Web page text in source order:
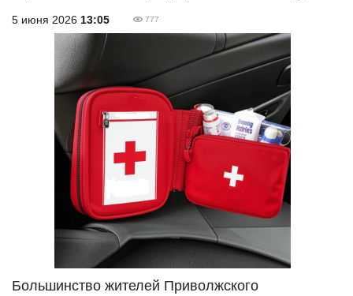
5 июня 2026 13:05 777
Большинство жителей Приволжского